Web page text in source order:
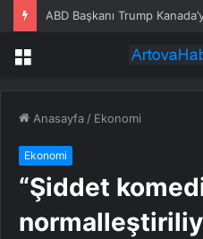
Menü
Anasayfa / Ekonomi
Ekonomi
“Şiddet